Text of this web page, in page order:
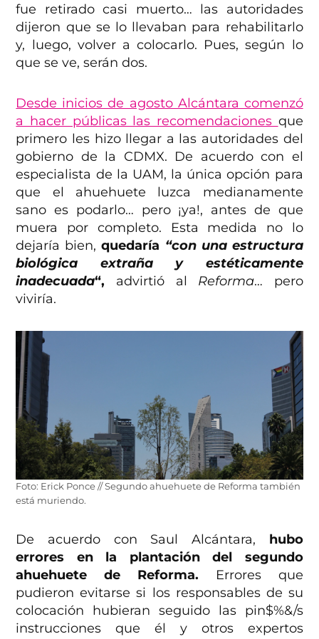
fue retirado casi muerto… las autoridades
dijeron que se lo llevaban para rehabilitarlo
y, luego, volver a colocarlo. Pues, según lo
que se ve, serán dos.
Desde inicios de agosto Alcántara comenzó
a hacer públicas las recomendaciones que
primero les hizo llegar a las autoridades del
gobierno de la CDMX. De acuerdo con el
especialista de la UAM, la única opción para
que el ahuehuete luzca medianamente
sano es podarlo… pero ¡ya!, antes de que
muera por completo. Esta medida no lo
dejaría bien,quedaría “con una estructura
biológica extraña y estéticamente
inadecuada“, advirtió al Reforma… pero
viviría.
Foto: Erick Ponce // Segundo ahuehuete de Reforma también
está muriendo.
De acuerdo con Saul Alcántara, hubo
errores en la plantación del segundo
ahuehuete de Reforma. Errores que
pudieron evitarse si los responsables de su
colocación hubieran seguido las pin$%&/s
instrucciones que él y otros expertos